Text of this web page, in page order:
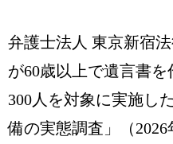
弁護士法人 東京新宿
が60歳以上で遺言書を
300人を対象に実施し
備の実態調査」（2026